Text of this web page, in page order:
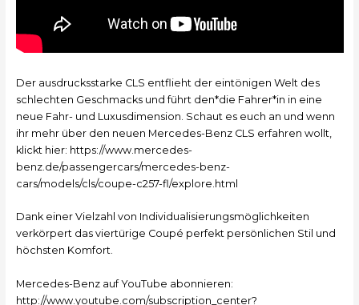
Der ausdrucksstarke CLS entflieht der eintönigen Welt des
schlechten Geschmacks und führt den*die Fahrer*in in eine
neue Fahr- und Luxusdimension. Schaut es euch an und wenn
ihr mehr über den neuen Mercedes-Benz CLS erfahren wollt,
klickt hier: https://www.mercedes-
benz.de/passengercars/mercedes-benz-
cars/models/cls/coupe-c257-fl/explore.html
Dank einer Vielzahl von Individualisierungsmöglichkeiten
verkörpert das viertürige Coupé perfekt persönlichen Stil und
höchsten Komfort.
Mercedes-Benz auf YouTube abonnieren:
http://www.youtube.com/subscription_center?